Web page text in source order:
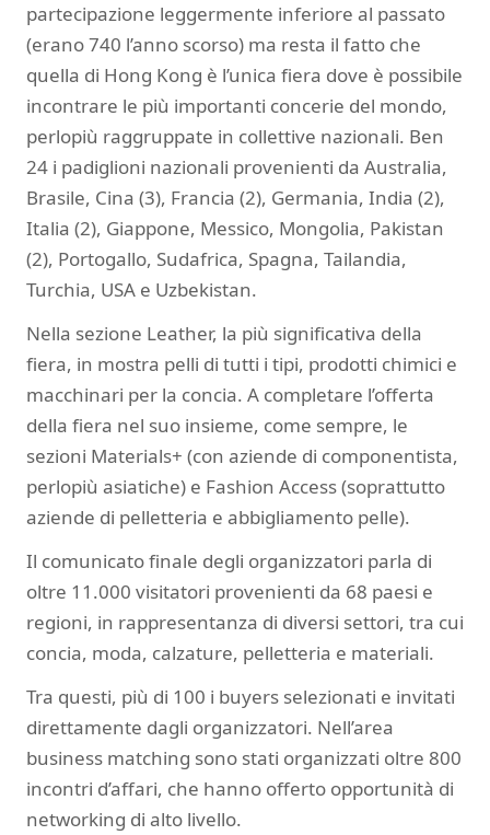
partecipazione leggermente inferiore al passato
(erano 740 l’anno scorso) ma resta il fatto che
quella di Hong Kong è l’unica fiera dove è possibile
incontrare le più importanti concerie del mondo,
perlopiù raggruppate in collettive nazionali. Ben
24 i padiglioni nazionali provenienti da Australia,
Brasile, Cina (3), Francia (2), Germania, India (2),
Italia (2), Giappone, Messico, Mongolia, Pakistan
(2), Portogallo, Sudafrica, Spagna, Tailandia,
Turchia, USA e Uzbekistan.
Nella sezione Leather, la più significativa della
fiera, in mostra pelli di tutti i tipi, prodotti chimici e
macchinari per la concia. A completare l’offerta
della fiera nel suo insieme, come sempre, le
sezioni Materials+ (con aziende di componentista,
perlopiù asiatiche) e Fashion Access (soprattutto
aziende di pelletteria e abbigliamento pelle).
Il comunicato finale degli organizzatori parla di
oltre 11.000 visitatori provenienti da 68 paesi e
regioni, in rappresentanza di diversi settori, tra cui
concia, moda, calzature, pelletteria e materiali.
Tra questi, più di 100 i buyers selezionati e invitati
direttamente dagli organizzatori. Nell’area
business matching sono stati organizzati oltre 800
incontri d’affari, che hanno offerto opportunità di
networking di alto livello.